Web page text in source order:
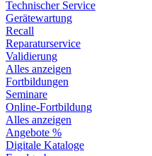
Technischer Service
Gerätewartung
Recall
Reparaturservice
Validierung
Alles anzeigen
Fortbildungen
Seminare
Online-Fortbildung
Alles anzeigen
Angebote %
Digitale Kataloge